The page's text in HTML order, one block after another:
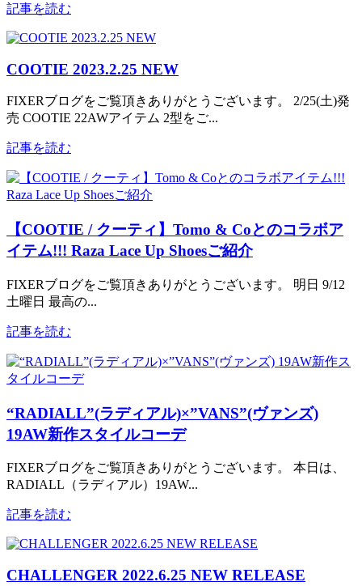
記事を読む
COOTIE 2023.2.25 NEW
FIXERブログをご覧頂きありがとうございます。 2/25(土)発
売 COOTIE 22AWアイテム 2型をご...
記事を読む
【COOTIE / クーティ】Tomo & Coとのコラボア
イテム!!! Raza Lace Up Shoesご紹介
FIXERブログをご覧頂きありがとうございます。 明日 9/12
土曜日 最高の...
記事を読む
“RADIALL”(ラディアル)×”VANS”(ヴァンズ)
19AW新作スタイルコーデ
FIXERブログをご覧頂きありがとうございます。 本日は、
RADIALL（ラディアル）19AW...
記事を読む
CHALLENGER 2022.6.25 NEW RELEASE